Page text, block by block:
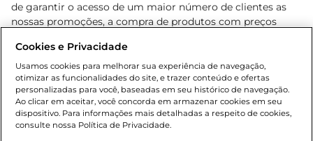
de garantir o acesso de um maior número de clientes as
nossas promoções, a compra de produtos com preços
cliente. Os preços, ofertas e condições são exclusivos para
o e-commerce e válidos durante o dia de hoje, podendo
sofrer alterações sem prévia notificação. Proibida a venda
de bebidas alcoólicas para menores de 18 anos, conforme
Lei n.º 8069/90, art. 81, inciso II (Estatuto da Criança e do
Adolescente). Preços e condições exclusivos para o
Cookies e Privacidade
Usamos cookies para melhorar sua experiência de navegação,
otimizar as funcionalidades do site, e trazer conteúdo e ofertas
personalizadas para você, baseadas em seu histórico de navegação.
Ao clicar em aceitar, você concorda em armazenar cookies em seu
dispositivo. Para informações mais detalhadas a respeito de cookies,
consulte nossa Política de Privacidade.